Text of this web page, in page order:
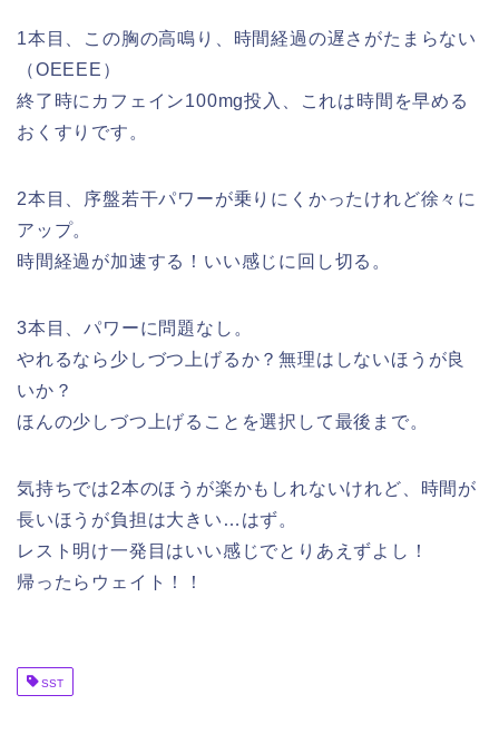
1本目、この胸の高鳴り、時間経過の遅さがたまらない
（OEEEE）
終了時にカフェイン100mg投入、これは時間を早める
おくすりです。
2本目、序盤若干パワーが乗りにくかったけれど徐々に
アップ。
時間経過が加速する！いい感じに回し切る。
3本目、パワーに問題なし。
やれるなら少しづつ上げるか？無理はしないほうが良
いか？
ほんの少しづつ上げることを選択して最後まで。
気持ちでは2本のほうが楽かもしれないけれど、時間が
長いほうが負担は大きい…はず。
レスト明け一発目はいい感じでとりあえずよし！
帰ったらウェイト！！
SST